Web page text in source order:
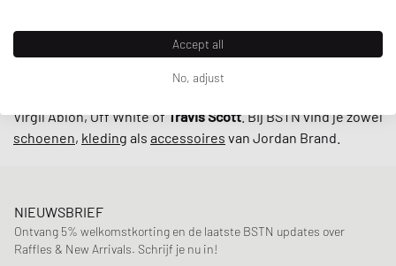
En terwijl de Jumpman nog steeds alomtegenwoordig is in
de straten en op de velden, breekt het merk ook regelmatig
Virgil Abloh, Off White ofTravis Scott. Bij BSTN vind je zowel
schoenen, kleding als accessoires van Jordan Brand.
NIEUWSBRIEF
Ontvang 5% welkomstkorting en de laatste BSTN updates over
Raffles & New Arrivals. Schrijf je nu in!
Accept all
No, adjust